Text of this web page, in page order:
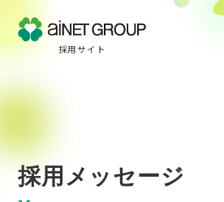
採用サイト
採用メッセージ